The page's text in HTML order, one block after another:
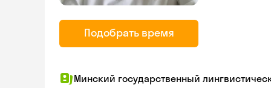
Подобрать время
Минский государственный